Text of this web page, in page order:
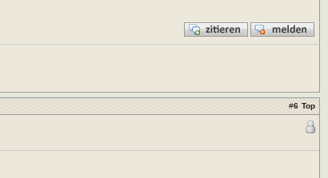
#6 Top